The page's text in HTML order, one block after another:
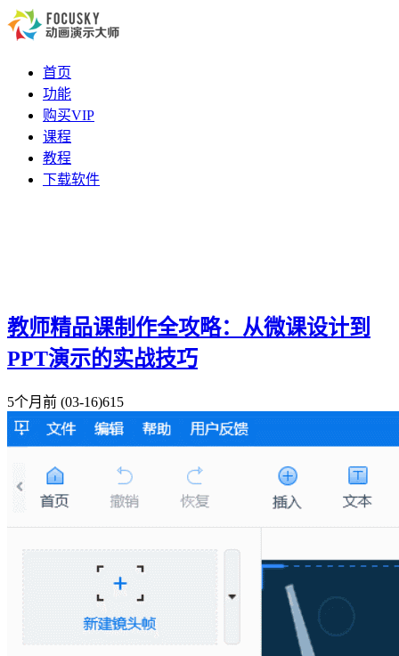
首页
功能
购买VIP
课程
教程
下载软件
教师精品课制作全攻略：从微课设计到
PPT演示的实战技巧
5个月前 (03-16)615